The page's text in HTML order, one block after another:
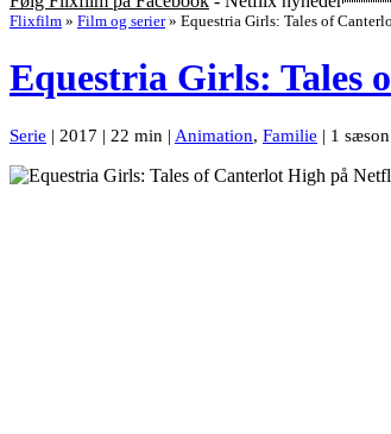
Flixfilm » Film og serier » Equestria Girls: Tales of
Equestria Girls: Tales
Serie | 2017 | 22 min | Animation, Familie | 1 sæson